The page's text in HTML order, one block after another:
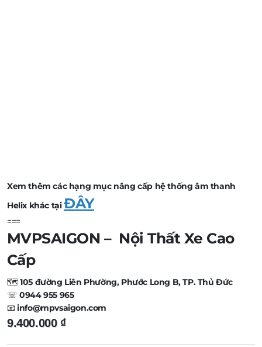
Xem thêm các hạng mục nâng cấp hệ thống âm thanh
Helix khác tại ĐÂY
===
MVPSAIGON – Nội Thất Xe Cao
Cấp
🗺️105 đường Liên Phường, Phước Long B, TP. Thủ Đức
☏0944 955 965
📧info@mpvsaigon.com
9.400.000 ₫